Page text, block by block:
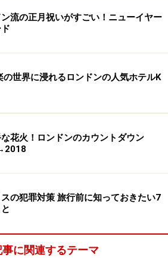
ンメル （通称：ボー・ブランメ
、イギリスでは古くから、グルー
み、成功の条件でした。
御用達のお店が並ぶロンドン中心の
そんな紳士専用のグルーミングサ
ます。歴史を感じる重厚な雰囲気
髭剃り、爪のお手入れなどのサー
。
ちの出現で、紳士専用のサロンも
ですよ。では、メトロなイイ男た
行っているのでしょうか？
メトロな男たち御用達のお店を紹介
流の正月祝いがすごい！ニューイヤー
の世界に浸れるロンドンの人気ホテルK
な花火！ロンドンのカウントダウン
の犯罪対策 旅行前に知っておきたい7
事に関連するテーマ